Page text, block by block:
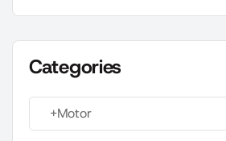
Categories
+Motor